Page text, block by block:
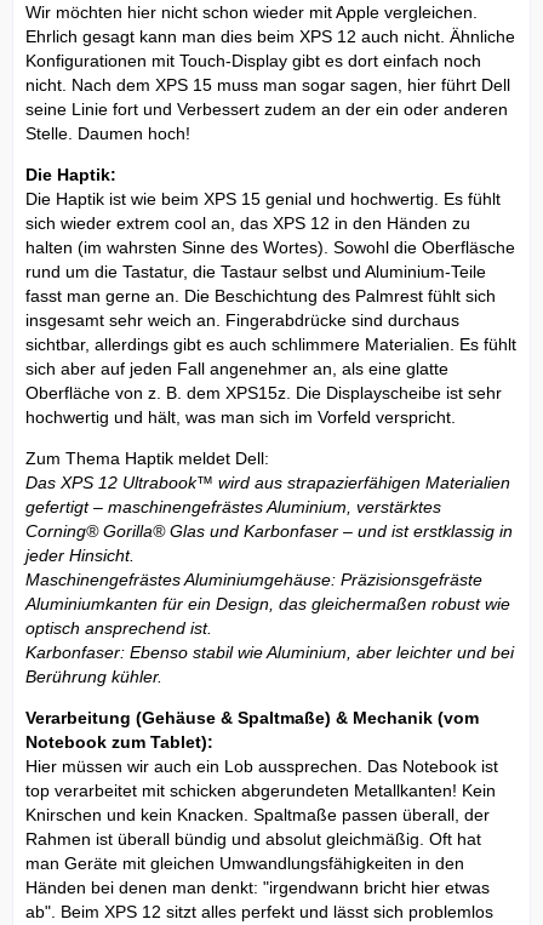
Wir möchten hier nicht schon wieder mit Apple vergleichen.
Ehrlich gesagt kann man dies beim XPS 12 auch nicht. Ähnliche
Konfigurationen mit Touch-Display gibt es dort einfach noch
nicht. Nach dem XPS 15 muss man sogar sagen, hier führt Dell
seine Linie fort und Verbessert zudem an der ein oder anderen
Stelle. Daumen hoch!
Die Haptik:
Die Haptik ist wie beim XPS 15 genial und hochwertig. Es fühlt
sich wieder extrem cool an, das XPS 12 in den Händen zu
halten (im wahrsten Sinne des Wortes). Sowohl die Oberfläsche
rund um die Tastatur, die Tastaur selbst und Aluminium-Teile
fasst man gerne an. Die Beschichtung des Palmrest fühlt sich
insgesamt sehr weich an. Fingerabdrücke sind durchaus
sichtbar, allerdings gibt es auch schlimmere Materialien. Es fühlt
sich aber auf jeden Fall angenehmer an, als eine glatte
Oberfläche von z. B. dem XPS15z. Die Displayscheibe ist sehr
hochwertig und hält, was man sich im Vorfeld verspricht.
Zum Thema Haptik meldet Dell:
Das XPS 12 Ultrabook™ wird aus strapazierfähigen Materialien
gefertigt – maschinengefrästes Aluminium, verstärktes
Corning® Gorilla® Glas und Karbonfaser – und ist erstklassig in
jeder Hinsicht.
Maschinengefrästes Aluminiumgehäuse: Präzisionsgefräste
Aluminiumkanten für ein Design, das gleichermaßen robust wie
optisch ansprechend ist.
Karbonfaser: Ebenso stabil wie Aluminium, aber leichter und bei
Berührung kühler.
Verarbeitung (Gehäuse & Spaltmaße) & Mechanik (vom
Notebook zum Tablet):
Hier müssen wir auch ein Lob aussprechen. Das Notebook ist
top verarbeitet mit schicken abgerundeten Metallkanten! Kein
Knirschen und kein Knacken. Spaltmaße passen überall, der
Rahmen ist überall bündig und absolut gleichmäßig. Oft hat
man Geräte mit gleichen Umwandlungsfähigkeiten in den
Händen bei denen man denkt: "irgendwann bricht hier etwas
ab". Beim XPS 12 sitzt alles perfekt und lässt sich problemlos